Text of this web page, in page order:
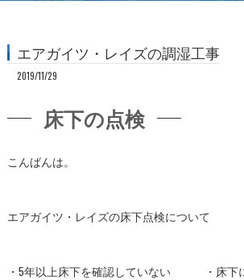
エアガイツ・レイズの調湿工事
2019/11/29
床下の点検
こんばんは。
エアガイツ・レイズの床下点検について
・5年以上床下を確認していない ・床下